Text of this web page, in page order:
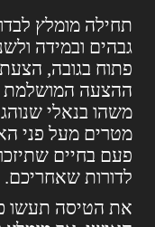
תחילה מומלץ
גבהים ובמידה
פתוח בגובה, הצעת
ההצעה המושלמת
משהו בנאלי
מטרים מעל פני
פעם בחיים
לדורות שאחריכם.
את הטיסה תעשו